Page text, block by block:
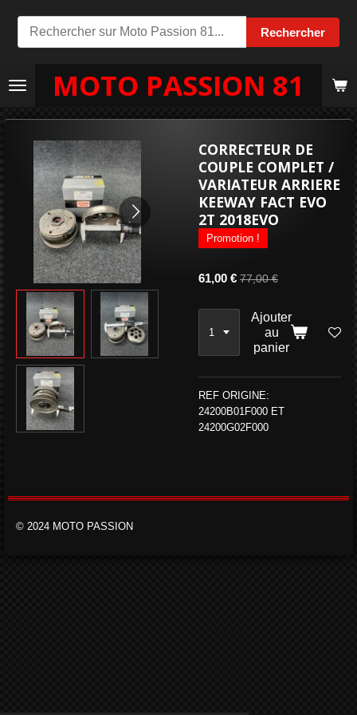
Rechercher
Passer
au
principal
MOTO PASSION 81
CORRECTEUR DE
COUPLE COMPLET /
VARIATEUR ARRIERE
KEEWAY FACT EVO
2T 2018EVO
Promotion !
61,00 € 77,00 €
Ajouter
au
panier
REF ORIGINE:
24200B01F000 ET
24200G02F000
© 2024 MOTO PASSION